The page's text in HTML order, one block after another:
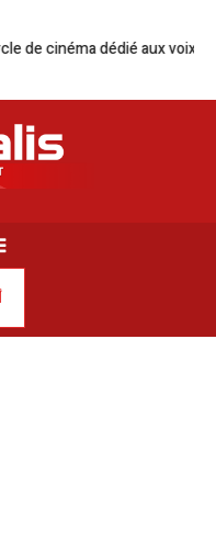
de cinéma dédié aux voix